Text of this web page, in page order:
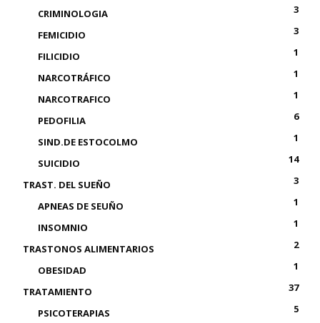
CRIMINOLOGIA
3
FEMICIDIO
3
FILICIDIO
1
NARCOTRÁFICO
1
NARCOTRAFICO
1
PEDOFILIA
6
SIND.DE ESTOCOLMO
1
SUICIDIO
14
TRAST. DEL SUEÑO
3
APNEAS DE SEUÑO
1
INSOMNIO
1
TRASTONOS ALIMENTARIOS
2
OBESIDAD
1
TRATAMIENTO
37
PSICOTERAPIAS
5